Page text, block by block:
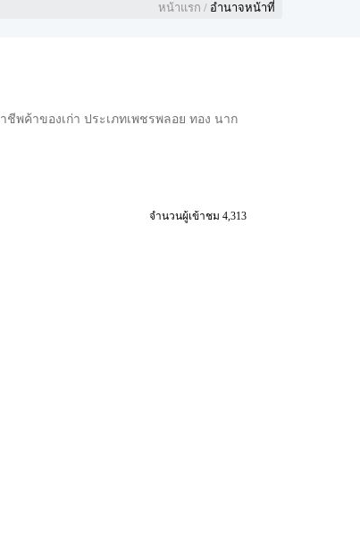
หน้าแรก / อำนาจหน้าที่
พค้าของเก่า ประเภทเพชรพลอย ทอง นาก
จำนวนผู้เข้าชม 4,313